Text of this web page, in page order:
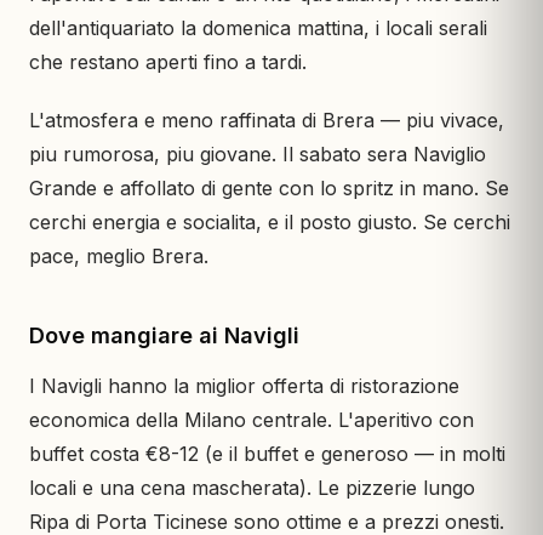
dell'antiquariato la domenica mattina, i locali serali
che restano aperti fino a tardi.
L'atmosfera e meno raffinata di Brera — piu vivace,
piu rumorosa, piu giovane. Il sabato sera Naviglio
Grande e affollato di gente con lo spritz in mano. Se
cerchi energia e socialita, e il posto giusto. Se cerchi
pace, meglio Brera.
Dove mangiare ai Navigli
I Navigli hanno la miglior offerta di ristorazione
economica della Milano centrale. L'aperitivo con
buffet costa €8-12 (e il buffet e generoso — in molti
locali e una cena mascherata). Le pizzerie lungo
Ripa di Porta Ticinese sono ottime e a prezzi onesti.